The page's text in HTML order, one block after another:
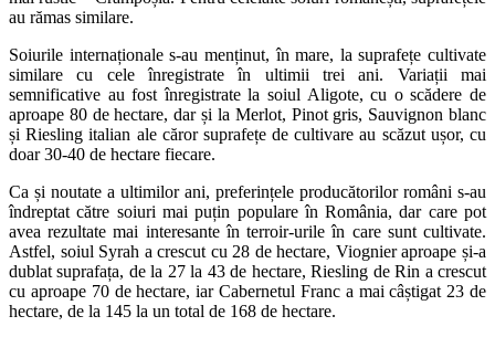
au rămas similare.
Soiurile internaționale s-au menținut, în mare, la suprafețe cultivate
similare cu cele înregistrate în ultimii trei ani. Variații mai
semnificative au fost înregistrate la soiul Aligote, cu o scădere de
aproape 80 de hectare, dar și la Merlot, Pinot gris, Sauvignon blanc
și Riesling italian ale căror suprafețe de cultivare au scăzut ușor, cu
doar 30-40 de hectare fiecare.
Ca și noutate a ultimilor ani, preferințele producătorilor români s-au
îndreptat către soiuri mai puțin populare în România, dar care pot
avea rezultate mai interesante în terroir-urile în care sunt cultivate.
Astfel, soiul Syrah a crescut cu 28 de hectare, Viognier aproape și-a
dublat suprafața, de la 27 la 43 de hectare, Riesling de Rin a crescut
cu aproape 70 de hectare, iar Cabernetul Franc a mai câștigat 23 de
hectare, de la 145 la un total de 168 de hectare.